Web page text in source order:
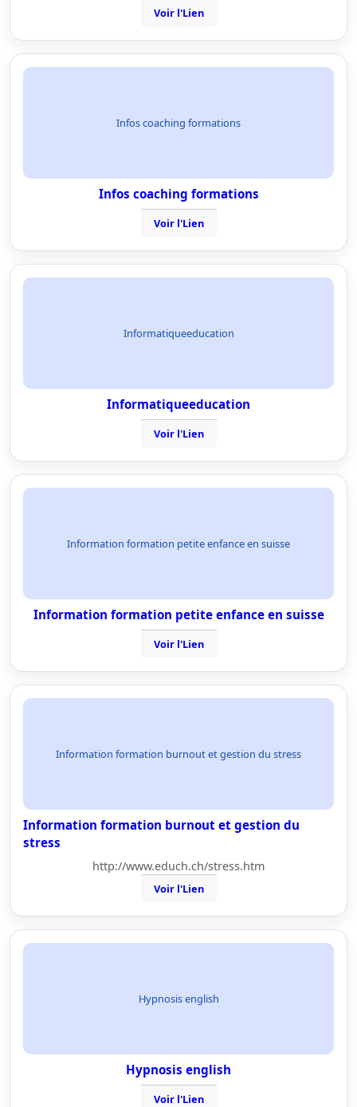
Voir l'Lien
Infos coaching formations
Infos coaching formations
Voir l'Lien
Informatiqueeducation
Informatiqueeducation
Voir l'Lien
Information formation petite enfance en suisse
Information formation petite enfance en suisse
Voir l'Lien
Information formation burnout et gestion du stress
Information formation burnout et gestion du
stress
http://www.educh.ch/stress.htm
Voir l'Lien
Hypnosis english
Hypnosis english
Voir l'Lien